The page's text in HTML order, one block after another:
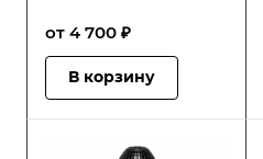
от 4 700 ₽
В корзину